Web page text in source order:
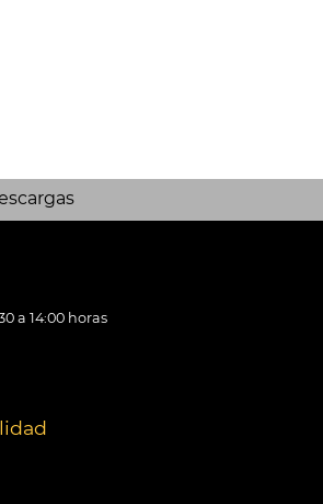
a 14:00 horas